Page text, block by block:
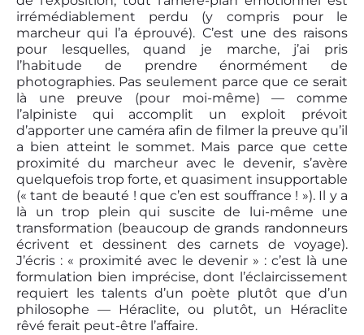
irrémédiablement perdu (y compris pour le
marcheur qui l’a éprouvé). C’est une des raisons
pour lesquelles, quand je marche, j’ai pris
l’habitude de prendre énormément de
photographies. Pas seulement parce que ce serait
là une preuve (pour moi-même) — comme
l’alpiniste qui accomplit un exploit prévoit
d’apporter une caméra afin de filmer la preuve qu’il
a bien atteint le sommet. Mais parce que cette
proximité du marcheur avec le devenir, s’avère
quelquefois trop forte, et quasiment insupportable
(« tant de beauté ! que c’en est souffrance ! »). Il y a
là un trop plein qui suscite de lui-même une
transformation (beaucoup de grands randonneurs
écrivent et dessinent des carnets de voyage).
J’écris : « proximité avec le devenir » : c’est là une
formulation bien imprécise, dont l’éclaircissement
requiert les talents d’un poète plutôt que d’un
philosophe — Héraclite, ou plutôt, un Héraclite
rêvé ferait peut-être l’affaire.